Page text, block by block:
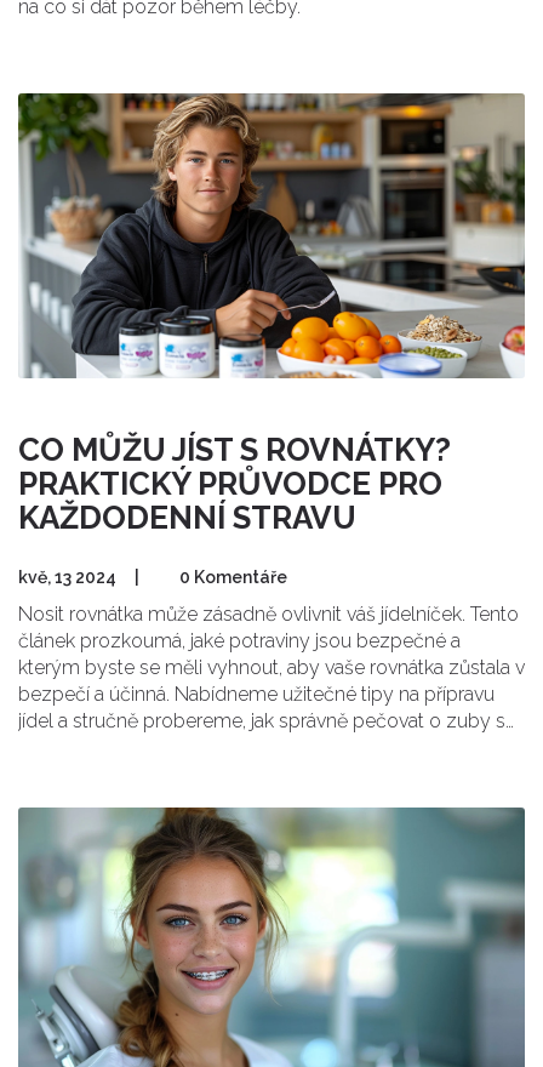
na co si dát pozor během léčby.
CO MŮŽU JÍST S ROVNÁTKY?
PRAKTICKÝ PRŮVODCE PRO
KAŽDODENNÍ STRAVU
kvě, 13 2024 0 Komentáře
Nosit rovnátka může zásadně ovlivnit váš jídelníček. Tento
článek prozkoumá, jaké potraviny jsou bezpečné a
kterým byste se měli vyhnout, aby vaše rovnátka zůstala v
bezpečí a účinná. Nabídneme užitečné tipy na přípravu
jídel a stručně probereme, jak správně pečovat o zuby s